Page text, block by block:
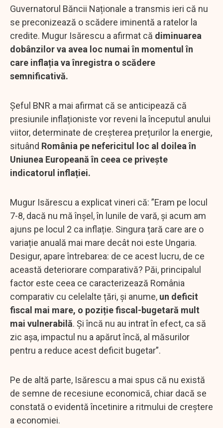
Guvernatorul Băncii Naționale a transmis ieri că nu
se preconizează o scădere iminentă a ratelor la
credite. Mugur Isărescu a afirmat că diminuarea
dobânzilor va avea loc numai în momentul în
care inflația va înregistra o scădere
semnificativă.
Șeful BNR a mai afirmat că se anticipează că
presiunile inflaționiste vor reveni la începutul anului
viitor, determinate de creșterea prețurilor la energie,
situând România pe nefericitul loc al doilea în
Uniunea Europeană în ceea ce privește
indicatorul inflației.
Mugur Isărescu a explicat vineri că: ”Eram pe locul
7-8, dacă nu mă înșel, în lunile de vară, și acum am
ajuns pe locul 2 ca inflație. Singura țară care are o
variație anuală mai mare decât noi este Ungaria.
Desigur, apare întrebarea: de ce acest lucru, de ce
această deteriorare comparativă? Păi, principalul
factor este ceea ce caracterizează România
comparativ cu celelalte țări, și anume, un deficit
fiscal mai mare, o poziție fiscal-bugetară mult
mai vulnerabilă. Și încă nu au intrat în efect, ca să
zic așa, impactul nu a apărut încă, al măsurilor
pentru a reduce acest deficit bugetar”.
Pe de altă parte, Isărescu a mai spus că nu există
de semne de recesiune economică, chiar dacă se
constată o evidentă încetinire a ritmului de creştere
a economiei.